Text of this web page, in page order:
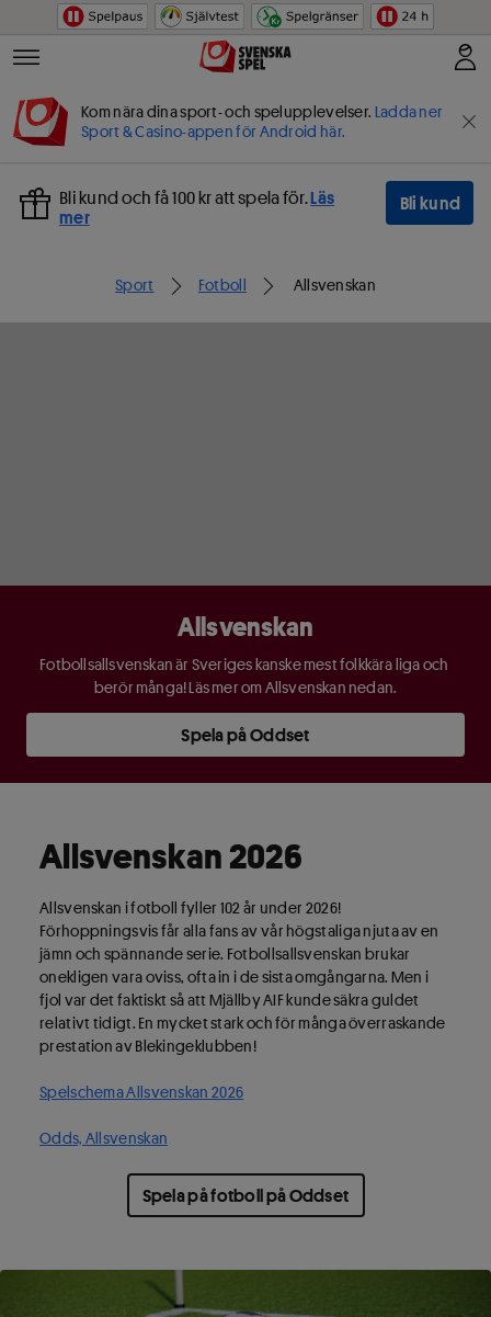
Hoppa till innehåll
Kom nära dina sport- och spelupplevelser. Ladda ner
Sport & Casino-appen för Android här.
Bli kund och få 100 kr att spela för.Läs
mer
Bli kund
Sport Fotboll Allsvenskan
Allsvenskan
Fotbollsallsvenskan är Sveriges kanske mest folkkära liga och
berör många! Läs mer om Allsvenskan nedan.
Spela på Oddset
Allsvenskan 2026
Allsvenskan i fotboll fyller 102 år under 2026!
Förhoppningsvis får alla fans av vår högstaliga njuta av en
jämn och spännande serie. Fotbollsallsvenskan brukar
onekligen vara oviss, ofta in i de sista omgångarna. Men i
fjol var det faktiskt så att Mjällby AIF kunde säkra guldet
relativt tidigt. En mycket stark och för många överraskande
prestation av Blekingeklubben!
Spelschema Allsvenskan 2026
Odds, Allsvenskan
Spela på fotboll på Oddset